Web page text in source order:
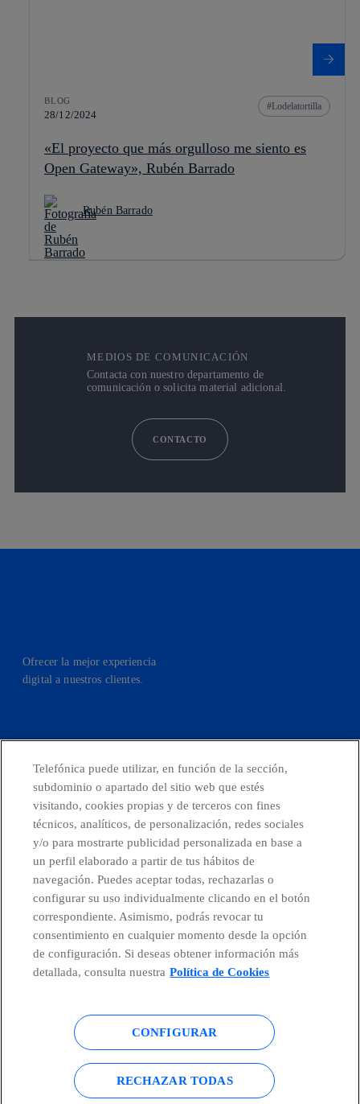
BLOG
28/12/2024
Lodelatortilla
«El proyecto que más orgulloso me siento es
Open Gateway», Rubén Barrado
Rubén Barrado
MEDIOS DE COMUNICACIÓN
Contacta con nuestro departamento de
comunicación o solicita material adicional.
CONTACTO
Ofrecer la mejor experiencia
digital a nuestros clientes.
CONTACTO
Países y Unidades emergentes
Canal de Denuncias
Centro Global Transparencia
Política de cookies
Telefónica puede utilizar, en función de la sección,
subdominio o apartado del sitio web que estés
visitando, cookies propias y de terceros con fines
técnicos, analíticos, de personalización, redes sociales
y/o para mostrarte publicidad personalizada en base a
un perfil elaborado a partir de tus hábitos de
navegación. Puedes aceptar todas, rechazarlas o
configurar su uso individualmente clicando en el botón
correspondiente. Asimismo, podrás revocar tu
consentimiento en cualquier momento desde la opción
de configuración. Si deseas obtener información más
detallada, consulta nuestra Política de Cookies
CONFIGURAR
RECHAZAR TODAS